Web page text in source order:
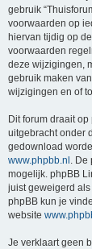
gebruik
voorwaarden op
hiervan tijdig op
voorwaarden
deze wijzigingen,
gebruik maken
wijzigingen en of
Dit forum draait
uitgebracht onder
gedownload
www.phpbb.nl . De
mogelijk. phpBB
juist geweigerd
phpBB kun je
website
Je verklaart geen